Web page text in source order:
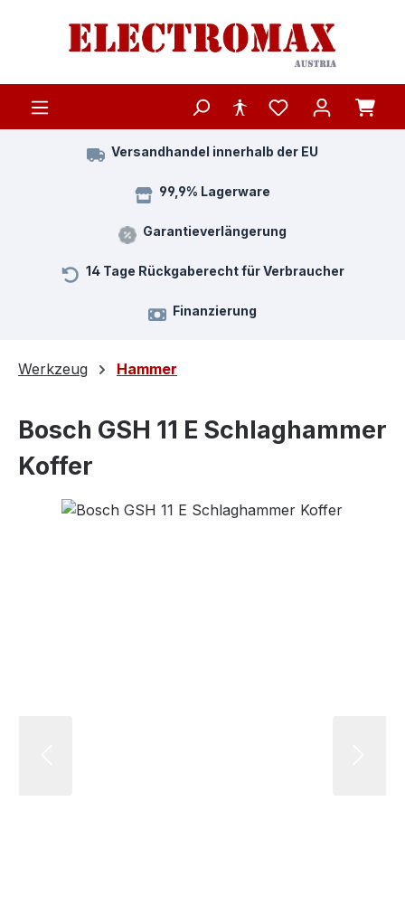
Zum Hauptinhalt springen
Versandhandel innerhalb der EU
99,9% Lagerware
Garantieverlängerung
14 Tage Rückgaberecht für Verbraucher
Finanzierung
Werkzeug Hammer
Bosch GSH 11 E Schlaghammer
Koffer
Bildergalerie überspringen